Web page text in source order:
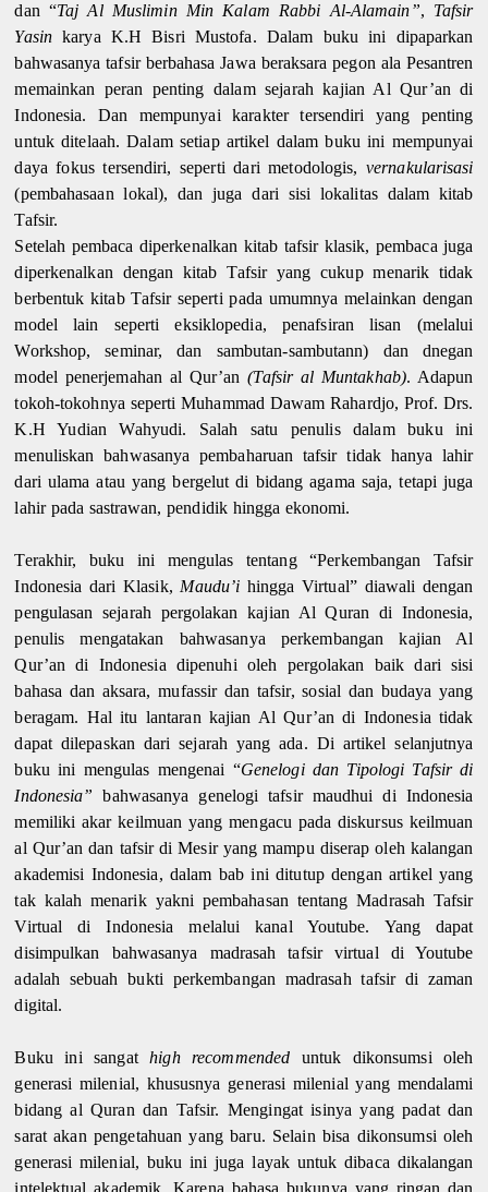
dan “Taj Al Muslimin Min Kalam Rabbi Al-Alamain”, Tafsir
Yasinkarya K.H Bisri Mustofa. Dalam buku ini dipaparkan
bahwasanya tafsir berbahasa Jawa beraksara pegon ala Pesantren
memainkan peran penting dalam sejarah kajian Al Qur’an di
Indonesia. Dan mempunyai karakter tersendiri yang penting
untuk ditelaah. Dalam setiap artikel dalam buku ini mempunyai
daya fokus tersendiri, seperti dari metodologis,vernakularisasi
(pembahasaan lokal), dan juga dari sisi lokalitas dalam kitab
Tafsir.
Setelah pembaca diperkenalkan kitab tafsir klasik, pembaca juga
diperkenalkan dengan kitab Tafsir yang cukup menarik tidak
berbentuk kitab Tafsir seperti pada umumnya melainkan dengan
model lain seperti eksiklopedia, penafsiran lisan (melalui
Workshop, seminar, dan sambutan-sambutann) dan dnegan
model penerjemahan al Qur’an(Tafsir al Muntakhab). Adapun
tokoh-tokohnya seperti Muhammad Dawam Rahardjo, Prof. Drs.
K.H Yudian Wahyudi. Salah satu penulis dalam buku ini
menuliskan bahwasanya pembaharuan tafsir tidak hanya lahir
dari ulama atau yang bergelut di bidang agama saja, tetapi juga
lahir pada sastrawan, pendidik hingga ekonomi.
Terakhir, buku ini mengulas tentang “Perkembangan Tafsir
Indonesia dari Klasik,Maudu’i hingga Virtual” diawali dengan
pengulasan sejarah pergolakan kajian Al Quran di Indonesia,
penulis mengatakan bahwasanya perkembangan kajian Al
Qur’an di Indonesia dipenuhi oleh pergolakan baik dari sisi
bahasa dan aksara, mufassir dan tafsir, sosial dan budaya yang
beragam. Hal itu lantaran kajian Al Qur’an di Indonesia tidak
dapat dilepaskan dari sejarah yang ada. Di artikel selanjutnya
buku ini mengulas mengenai “Genelogi dan Tipologi Tafsir di
Indonesia” bahwasanya genelogi tafsir maudhui di Indonesia
memiliki akar keilmuan yang mengacu pada diskursus keilmuan
al Qur’an dan tafsir di Mesir yang mampu diserap oleh kalangan
akademisi Indonesia, dalam bab ini ditutup dengan artikel yang
tak kalah menarik yakni pembahasan tentang Madrasah Tafsir
Virtual di Indonesia melalui kanal Youtube. Yang dapat
disimpulkan bahwasanya madrasah tafsir virtual di Youtube
adalah sebuah bukti perkembangan madrasah tafsir di zaman
digital.
Buku ini sangathigh recommended untuk dikonsumsi oleh
generasi milenial, khususnya generasi milenial yang mendalami
bidang al Quran dan Tafsir. Mengingat isinya yang padat dan
sarat akan pengetahuan yang baru. Selain bisa dikonsumsi oleh
generasi milenial, buku ini juga layak untuk dibaca dikalangan